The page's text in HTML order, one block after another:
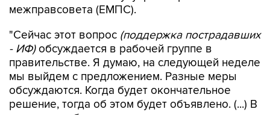
"Сейчас этот вопрос(поддержка пострадавших
правительстве. Я думаю, на следующей неделе
мы выйдем с предложением. Разные меры
обсуждаются. Когда будет окончательное
решение, тогда об этом будет объявлено. (...) В
том числе, обсуждаются отсрочки, рассрочки
по налогам", - сказал он.